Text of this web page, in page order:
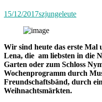
mit
Clara“
15/12/2017szjungeleute
Wir sind heute das erste Mal
Lena, die am liebsten in die
Garten oder zum Schloss
Wochenprogramm durch
Freundschaftsbänd, durch
Weihnachtsmärkten.